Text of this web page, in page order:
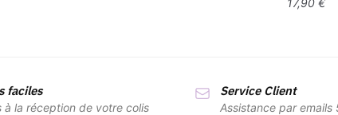
faciles
à la réception de votre colis
Service Client
Assistance par emails